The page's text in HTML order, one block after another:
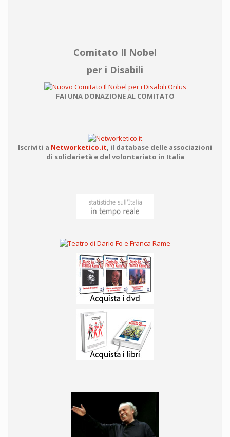
Comitato Il Nobel
per i Disabili
FAI UNA DONAZIONE AL COMITATO
Iscriviti a Networketico.it, il database delle associazioni
di solidarietà e del volontariato in Italia